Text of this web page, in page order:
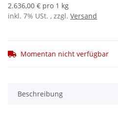
2.636,00 € pro 1 kg
inkl. 7% USt. , zzgl. Versand
Momentan nicht verfügbar
Beschreibung